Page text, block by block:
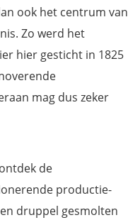
ook het centrum van
Zo werd het
hier gesticht in 1825
mag dus zeker
de
productie-
druppel gesmolten